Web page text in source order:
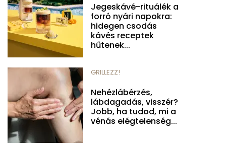
Jegeskávé-rituálék a
forró nyári napokra:
hidegen csodás
kávés receptek
hűtenek...
GRILLEZZ!
Nehézlábérzés,
lábdagadás, visszér?
Jobb, ha tudod, mi a
vénás elégtelenség...